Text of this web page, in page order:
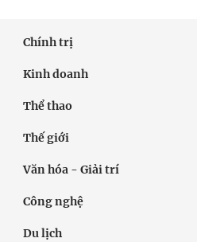
Chính trị
Kinh doanh
Thể thao
Thế giới
Văn hóa - Giải trí
Công nghệ
Du lịch